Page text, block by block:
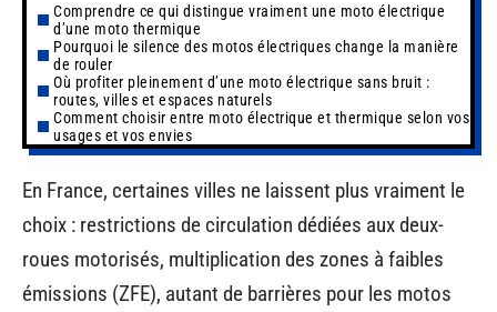
Comprendre ce qui distingue vraiment une moto électrique
d’une moto thermique
Pourquoi le silence des motos électriques change la manière
de rouler
Où profiter pleinement d’une moto électrique sans bruit :
routes, villes et espaces naturels
Comment choisir entre moto électrique et thermique selon vos
usages et vos envies
En France, certaines villes ne laissent plus vraiment le
choix : restrictions de circulation dédiées aux deux-
roues motorisés, multiplication des zones à faibles
émissions (ZFE), autant de barrières pour les motos